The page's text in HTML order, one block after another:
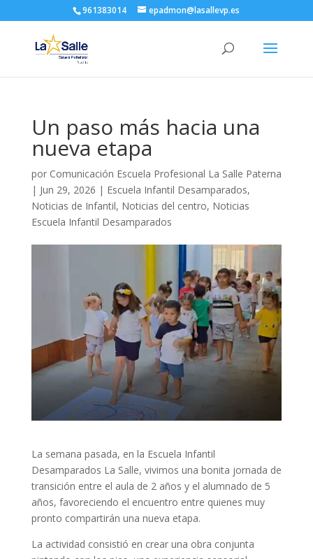
961383014 epadmon@lasallevp.es
Un paso más hacia una
nueva etapa
por Comunicación Escuela Profesional La Salle Paterna
| Jun 29, 2026 | Escuela Infantil Desamparados,
Noticias de Infantil, Noticias del centro, Noticias
Escuela Infantil Desamparados
La semana pasada, en la Escuela Infantil
Desamparados La Salle, vivimos una bonita jornada de
transición entre el aula de 2 años y el alumnado de 5
años, favoreciendo el encuentro entre quienes muy
pronto compartirán una nueva etapa.
La actividad consistió en crear una obra conjunta